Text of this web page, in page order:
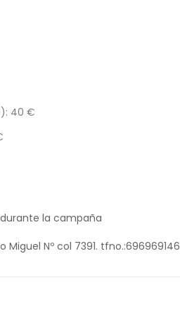
40 €
la campaña
Nº col 7391. tfno.:696969146